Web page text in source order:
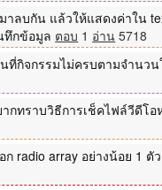
าลบกัน แล้วให้แสดงค่าใน
ทึกข้อมูล ตอบ 1 อ่าน 5718
นที่กิจกรรมไม่ครบตามจำนว
กทราบวิธีการเช็คไฟล์วีดีโอ
radio array อย่างน้อย 1 ตั